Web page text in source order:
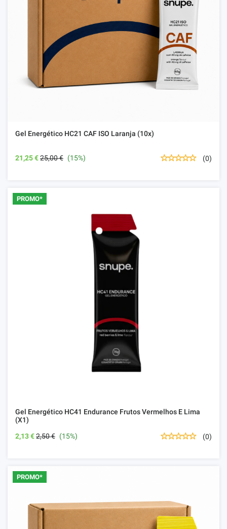
Gel Energético HC21 CAF ISO Laranja (10x)
21,25 €25,00 € (15%) (0)
PROMO*
Gel Energético HC41 Endurance Frutos Vermelhos E Lima
(x1)
2,13 €2,50 € (15%) (0)
PROMO*